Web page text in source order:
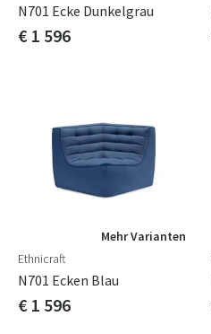
N701 Ecke Dunkelgrau
€ 1 596
Mehr Varianten
Ethnicraft
N701 Ecken Blau
€ 1 596